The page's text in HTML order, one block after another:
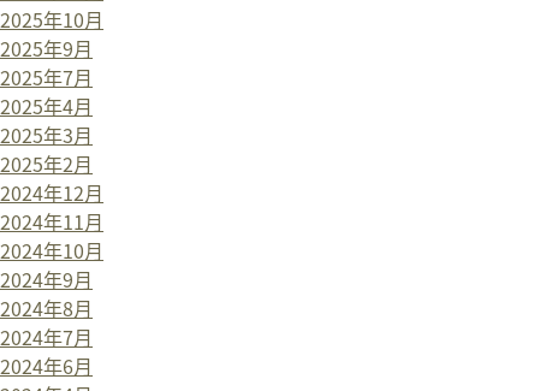
2025年10月
2025年9月
2025年7月
2025年4月
2025年3月
2025年2月
2024年12月
2024年11月
2024年10月
2024年9月
2024年8月
2024年7月
2024年6月